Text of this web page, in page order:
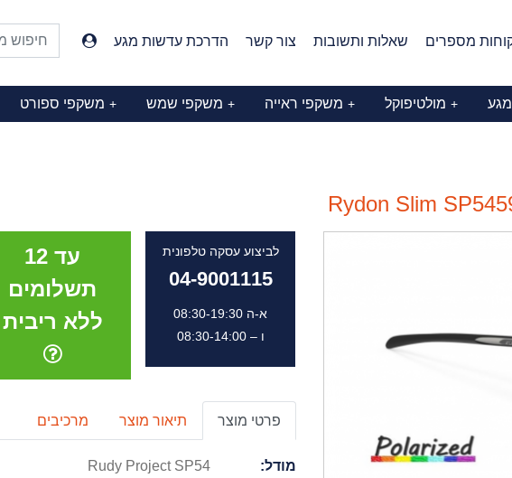
מספרים שאלות ותשובות צור קשר הדרכת עדשות מגע
מולטיפוקל + משקפי ראייה + משקפי שמש + משקפי ספורט +
Rydon Slim
לביצוע עסקה טלפונית
04-9001115
א-ה 08:30-19:30
ו – 08:30-14:00
עד 12
תשלומים
ללא ריבית
פרטי מוצר תיאור מוצר מרכיבים
מודל:
Rudy Project SP54